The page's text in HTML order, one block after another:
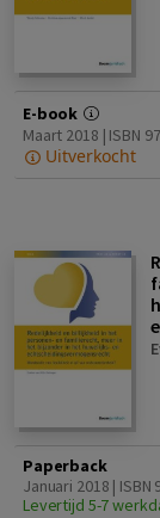
E-book
Maart 2018 | ISBN
Uitverkocht
Paperback
Januari 2018 |
Levertijd 5-7